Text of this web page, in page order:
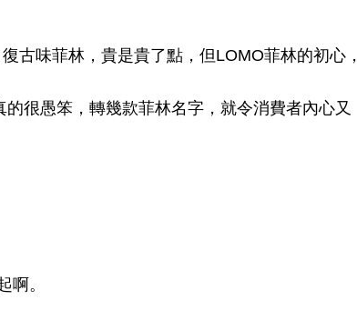
古味菲林，貴是貴了點，但LOMO菲林的初心，
很愚笨，轉幾款菲林名字，就令消費者內心又
啊。